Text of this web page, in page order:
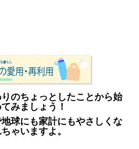
のちょっとしたことから始
みましょう！
球にも家計にもやさしくな
ゃいますよ。